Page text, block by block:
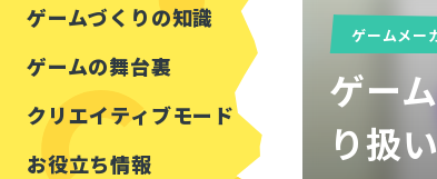
ゲームづくりの知識
ゲームの舞台裏
クリエイティブモード
お役立ち情報
ツール紹介
周辺機器・ハ
ゲームメー
ゲー
り扱